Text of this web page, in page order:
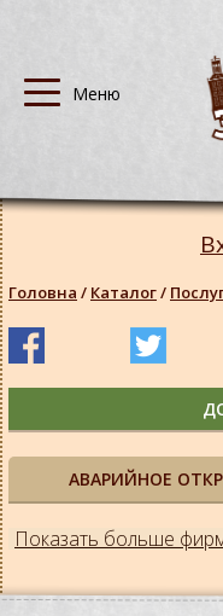
АВАРИЙНОЕ
Показать больше
Головна / Каталог/